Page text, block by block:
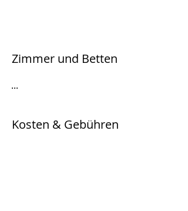
Zimmer und Betten
...
Kosten & Gebühren